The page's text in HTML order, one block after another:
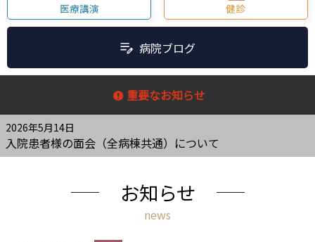
医療講演 健診
病院ブログ
重要なお知らせ
2026年5月14日
入院患者様の面会（全病棟共通）について
お知らせ
news